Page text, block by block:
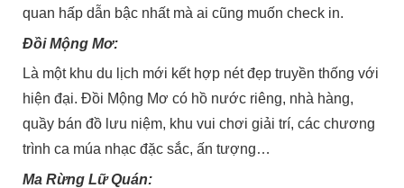
quan hấp dẫn bậc nhất mà ai cũng muốn check in.
Đồi Mộng Mơ:
Là một khu du lịch mới kết hợp nét đẹp truyền thống với
hiện đại. Đồi Mộng Mơ có hồ nước riêng, nhà hàng,
quầy bán đồ lưu niệm, khu vui chơi giải trí, các chương
trình ca múa nhạc đặc sắc, ấn tượng…
Ma Rừng Lữ Quán: